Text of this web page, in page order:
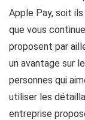
Apple Pay, soit ils
que vous
proposent par
un avantage sur
personnes qui
utiliser les
entreprise